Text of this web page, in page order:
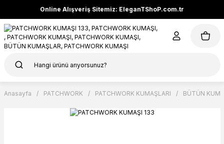
Online Alışveriş Sitemiz: EleganTShoP.com.tr
Anasayfa PATCHWORK PATCHWORK KUMAŞLARI BÜTÜN